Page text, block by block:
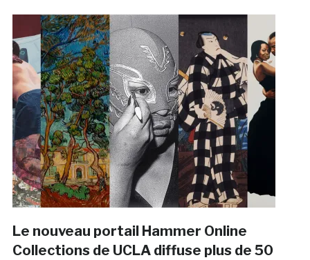
Le nouveau portail Hammer Online
Collections de UCLA diffuse plus de 50